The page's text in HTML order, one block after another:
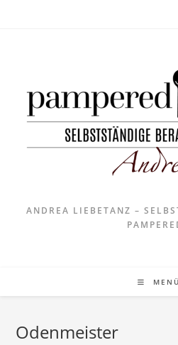
ANDREA LIEBETANZ –
MENÜ
Odenmeister